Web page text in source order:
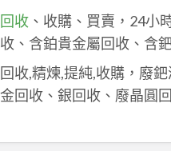
收、收購、買賣，24小
、含鉑貴金屬回收、含
收,精煉,提純,收購，廢
回收、銀回收、廢晶圓